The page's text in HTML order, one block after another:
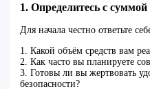
1. Определитесь с суммой
Для начала честно ответьте
1. Какой объём средств вам
2. Как часто вы планируете
3. Готовы ли вы жертвовать
безопасности?